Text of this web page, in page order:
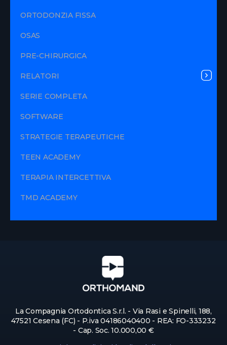
ORTODONZIA FISSA
OSAS
PRE-CHIRURGICA
RELATORI
SERIE COMPLETA
SOFTWARE
STRATEGIE TERAPEUTICHE
TEEN ACADEMY
TERAPIA INTERCETTIVA
TMD ACADEMY
La Compagnia Ortodontica S.r.l. - Via Rasi e Spinelli, 188,
47521 Cesena (FC) - P.iva 04186040400 - REA: FO-333232
- Cap. Soc. 10.000,00 €